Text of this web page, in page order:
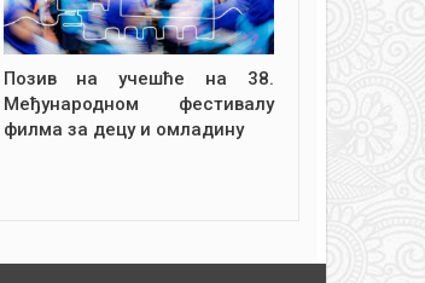
Позив на учешће на 38.
Међународном фестивалу
филма за децу и омладину